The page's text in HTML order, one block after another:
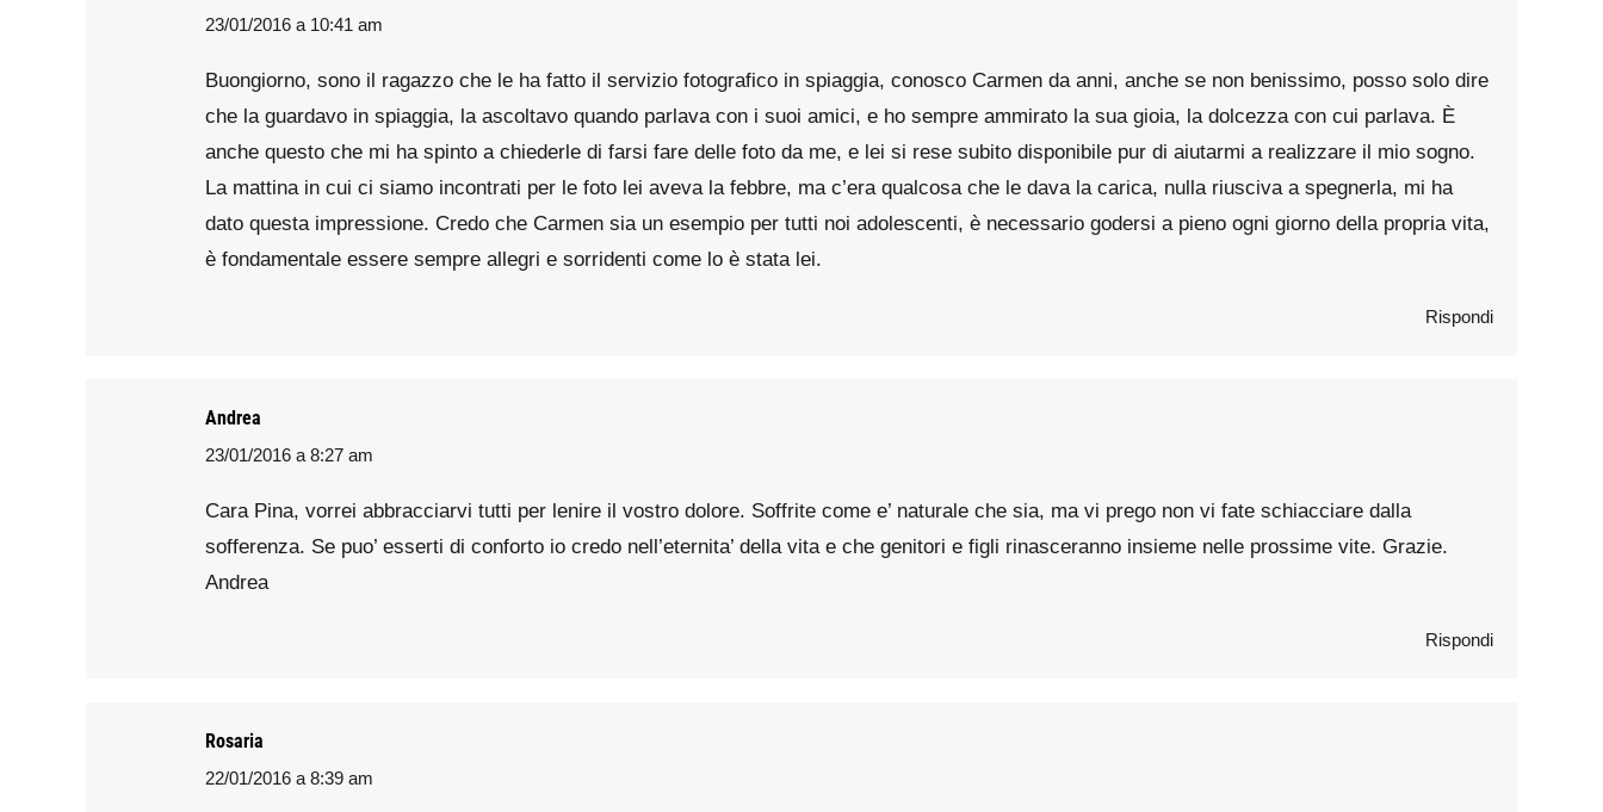
says:
23/01/2016 a 10:41 am
Buongiorno, sono il ragazzo che le ha fatto il servizio fotografico in spiaggia, conosco Carmen da anni, anche se non benissimo, posso solo dire
che la guardavo in spiaggia, la ascoltavo quando parlava con i suoi amici, e ho sempre ammirato la sua gioia, la dolcezza con cui parlava. È
anche questo che mi ha spinto a chiederle di farsi fare delle foto da me, e lei si rese subito disponibile pur di aiutarmi a realizzare il mio sogno.
La mattina in cui ci siamo incontrati per le foto lei aveva la febbre, ma c’era qualcosa che le dava la carica, nulla riusciva a spegnerla, mi ha
dato questa impressione. Credo che Carmen sia un esempio per tutti noi adolescenti, è necessario godersi a pieno ogni giorno della propria vita,
è fondamentale essere sempre allegri e sorridenti come lo è stata lei.
Rispondi
Andrea
says:
23/01/2016 a 8:27 am
Cara Pina, vorrei abbracciarvi tutti per lenire il vostro dolore. Soffrite come e’ naturale che sia, ma vi prego non vi fate schiacciare dalla
sofferenza. Se puo’ esserti di conforto io credo nell’eternita’ della vita e che genitori e figli rinasceranno insieme nelle prossime vite. Grazie.
Andrea
Rispondi
Rosaria
says:
22/01/2016 a 8:39 am